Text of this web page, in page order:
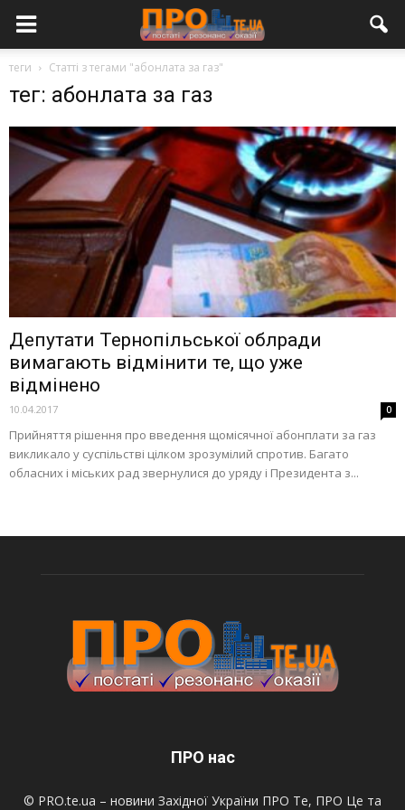
теги Статті з тегами "абонлата за газ"
тег: абонлата за газ
Депутати Тернопільської облради
вимагають відмінити те, що уже
відмінено
10.04.2017 0
Прийняття рішення про введення щомісячної абонплати за газ
викликало у суспільстві цілком зрозумілий спротив. Багато
обласних і міських рад звернулися до уряду і Президента з...
ПРО нас
© PRO.te.ua – новини Західної України ПРО Те, ПРО Це та